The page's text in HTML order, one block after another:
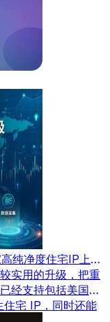
纯净度住宅IP上
实用的升级，把重
经支持包括美国、
住宅 IP，同时还能